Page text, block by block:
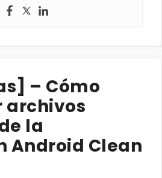
– Cómo
archivos
la
Android Clean